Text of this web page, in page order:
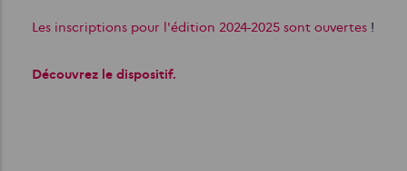
Les inscriptions pour l'édition 2024-2025 sont ouvertes !
Découvrez le dispositif.